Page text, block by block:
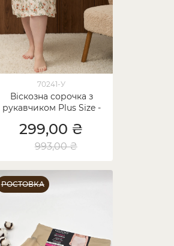
70241-У
Віскозна сорочка з
рукавчиком Plus Size -
299,00 ₴
993,00 ₴
РОСТОВКА